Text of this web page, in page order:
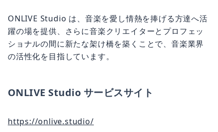
ONLIVE Studio は、音楽を愛し情熱を捧げる方達へ活
躍の場を提供、さらに音楽クリエイターとプロフェッ
ショナルの間に新たな架け橋を築くことで、音楽業界
の活性化を目指しています。
ONLIVE Studio サービスサイト
https://onlive.studio/